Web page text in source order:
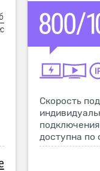
Скорость
доступна по